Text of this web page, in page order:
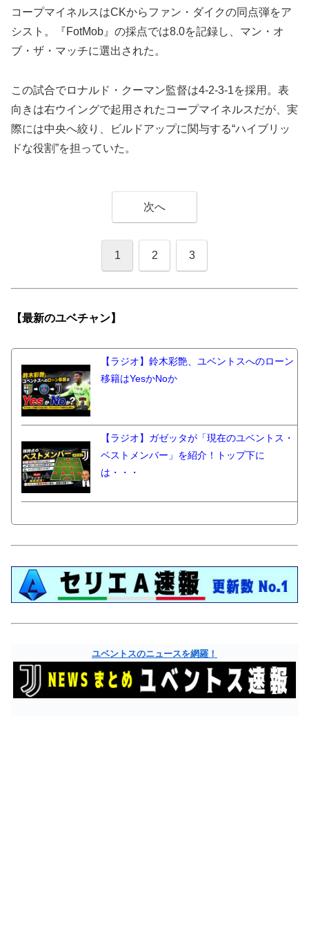
コープマイネルスはCKからファン・ダイクの同点弾をア
シスト。『FotMob』の採点では8.0を記録し、マン・オ
ブ・ザ・マッチに選出された。
この試合でロナルド・クーマン監督は4-2-3-1を採用。表
向きは右ウイングで起用されたコープマイネルスだが、実
際には中央へ絞り、ビルドアップに関与する“ハイブリッ
ドな役割”を担っていた。
次へ
1 2 3
【最新のユベチャン】
【ラジオ】鈴木彩艶、ユベントスへのローン
移籍はYesかNoか
【ラジオ】ガゼッタが「現在のユベントス・
ベストメンバー」を紹介！トップ下に
は・・・
ユベントスのニュースを網羅！